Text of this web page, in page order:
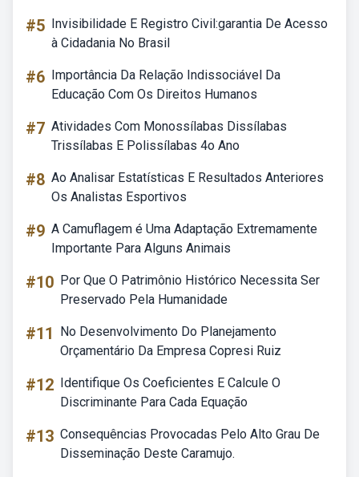
#5 Invisibilidade E Registro Civil:garantia De Acesso
à Cidadania No Brasil
#6 Importância Da Relação Indissociável Da
Educação Com Os Direitos Humanos
#7 Atividades Com Monossílabas Dissílabas
Trissílabas E Polissílabas 4o Ano
#8 Ao Analisar Estatísticas E Resultados Anteriores
Os Analistas Esportivos
#9 A Camuflagem é Uma Adaptação Extremamente
Importante Para Alguns Animais
#10 Por Que O Patrimônio Histórico Necessita Ser
Preservado Pela Humanidade
#11
No Desenvolvimento Do Planejamento
Orçamentário Da Empresa Copresi Ruiz
#12 Identifique Os Coeficientes E Calcule O
Discriminante Para Cada Equação
#13 Consequências Provocadas Pelo Alto Grau De
Disseminação Deste Caramujo.